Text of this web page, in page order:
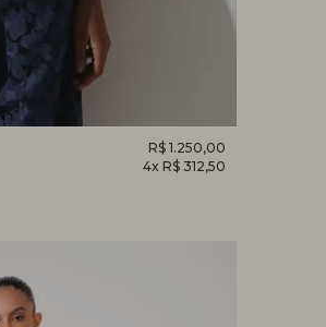
R$ 1.250,00
4x R$ 312,50